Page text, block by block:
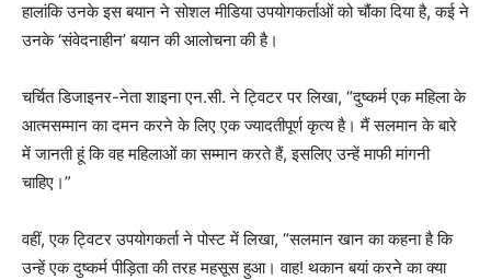
हालांकि उनके इस बयान ने सोशल मीडिया उपयोगकर्ताओं को चौंका दिया है, कई ने
उनके ‘संवेदनाहीन’ बयान की आलोचना की है।
चर्चित डिजाइनर-नेता शाइना एन.सी. ने ट्विटर पर लिखा, “दुष्कर्म एक महिला के
आत्मसम्मान का दमन करने के लिए एक ज्यादतीपूर्ण कृत्य है। मैं सलमान के बारे
में जानती हूं कि वह महिलाओं का सम्मान करते हैं, इसलिए उन्हें माफी मांगनी
चाहिए।”
वहीं, एक ट्विटर उपयोगकर्ता ने पोस्ट में लिखा, “सलमान खान का कहना है कि
उन्हें एक दुष्कर्म पीड़िता की तरह महसूस हुआ। वाह! थकान बयां करने का क्या